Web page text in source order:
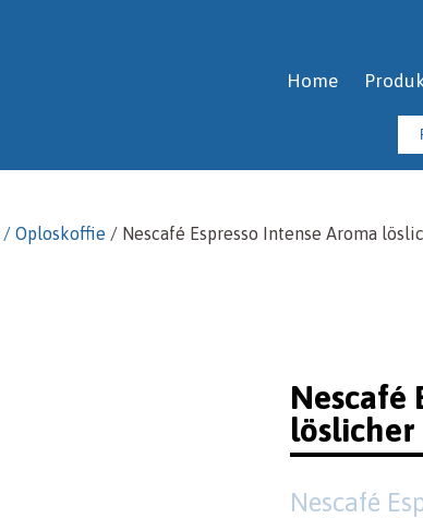
Home
/ Oploskoffie / Nescafé Espresso Intense Aroma
Nescafé
löslicher
Nescafé